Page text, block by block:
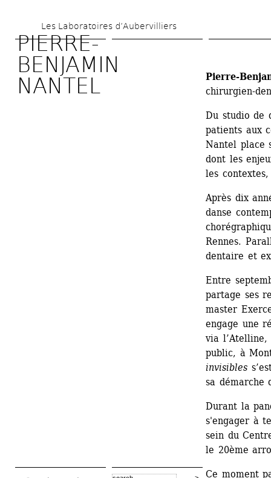
to
main
content
Les Laboratoires d’Aubervilliers
PIERRE-
BENJAMIN
NANTEL
Pierre-
chirurgien-
Du studio de
patients aux
Nantel place
dont les
les
Après dix
danse
Rennes.
dentaire et
Entre
partage ses
master
engage une
via l’Atelline,
public, à
invisibles
sa démarche
Durant la
s'engager à
sein du
le 20ème
Ce moment